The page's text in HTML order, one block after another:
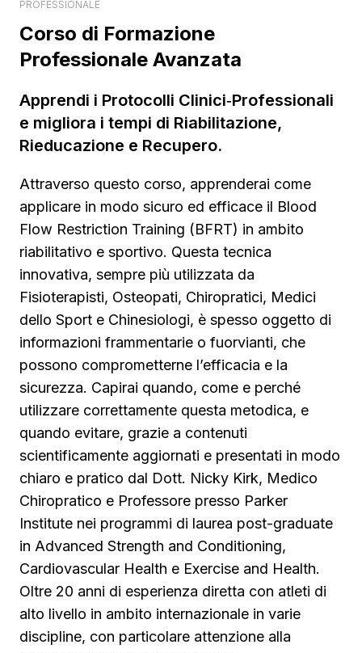
PROFESSIONALE
Corso di Formazione
Professionale Avanzata
Apprendi i Protocolli Clinici‑Professionali
e migliora i tempi di Riabilitazione,
Rieducazione e Recupero.
Attraverso questo corso, apprenderai come
applicare in modo sicuro ed efficace il Blood
Flow Restriction Training (BFRT) in ambito
riabilitativo e sportivo. Questa tecnica
innovativa, sempre più utilizzata da
Fisioterapisti, Osteopati, Chiropratici, Medici
dello Sport e Chinesiologi, è spesso oggetto di
informazioni frammentarie o fuorvianti, che
possono comprometterne l’efficacia e la
sicurezza. Capirai quando, come e perché
utilizzare correttamente questa metodica, e
quando evitare, grazie a contenuti
scientificamente aggiornati e presentati in modo
chiaro e pratico dal Dott. Nicky Kirk, Medico
Chiropratico e Professore presso Parker
Institute nei programmi di laurea post-graduate
in Advanced Strength and Conditioning,
Cardiovascular Health e Exercise and Health.
Oltre 20 anni di esperienza diretta con atleti di
alto livello in ambito internazionale in varie
discipline, con particolare attenzione alla